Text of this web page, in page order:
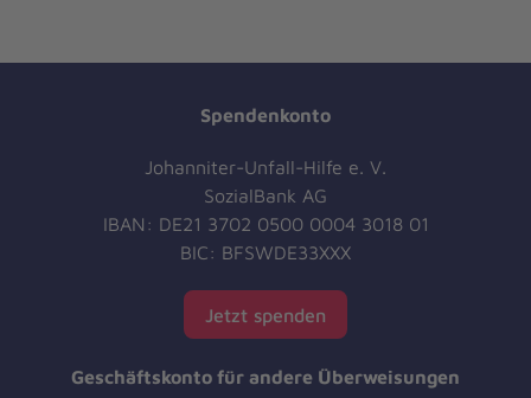
Spendenkonto
Johanniter-Unfall-Hilfe e. V.
SozialBank AG
IBAN: DE21 3702 0500 0004 3018 01
BIC: BFSWDE33XXX
Jetzt spenden
Geschäftskonto für andere Überweisungen